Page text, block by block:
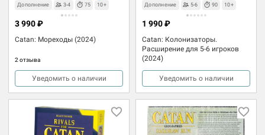
Дополнение 3-4 75 10+
Catan: Мореходы (2024)
2 отзыва
3 990 ₽
Уведомить о наличии
Дополнение 5-6 90 10+
Catan: Колонизаторы.
Расширение для 5-6 игроков
(2024)
1 990 ₽
Уведомить о наличии